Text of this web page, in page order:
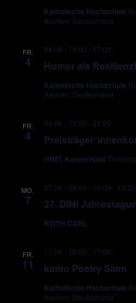
Katholische Hochschule
Aachen, Deutschland
FR.
4 Humor als
04.09 - 10:00 - 17:00
Katholische Hochschule
Aachen, Deutschland
FR.
4
04.09 - 19:00 - 21:00
HfMT, Konzertsaal
MO.
7 27. DINI
07.09 - 08:00 - 10.09 - 13:30
RWTH CARL
FR.
11 katho Poetry Slam
11.09 - 16:00 - 17:00
Katholische Hochschule
Aachen, Deutschland